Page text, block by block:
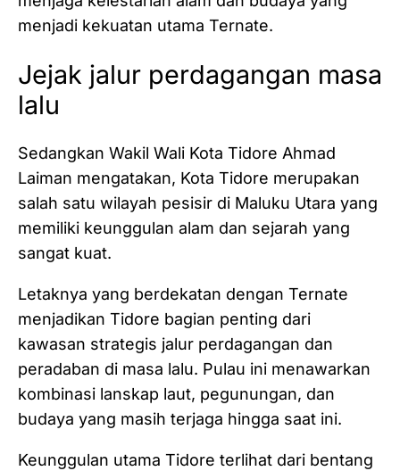
menjadi kekuatan utama Ternate.
Jejak jalur perdagangan masa
lalu
Sedangkan Wakil Wali Kota Tidore Ahmad
Laiman mengatakan, Kota Tidore merupakan
salah satu wilayah pesisir di Maluku Utara yang
memiliki keunggulan alam dan sejarah yang
sangat kuat.
Letaknya yang berdekatan dengan Ternate
menjadikan Tidore bagian penting dari
kawasan strategis jalur perdagangan dan
peradaban di masa lalu. Pulau ini menawarkan
kombinasi lanskap laut, pegunungan, dan
budaya yang masih terjaga hingga saat ini.
Keunggulan utama Tidore terlihat dari bentang